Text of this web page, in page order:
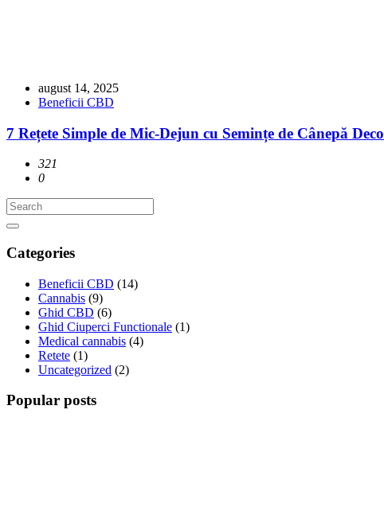
august 14, 2025
Beneficii CBD
7 Rețete Simple de Mic-Dejun cu Semințe de Cânepă
321
0
Categories
Beneficii CBD (14)
Cannabis (9)
Ghid CBD (6)
Ghid Ciuperci Functionale (1)
Medical cannabis (4)
Retete (1)
Uncategorized (2)
Popular posts